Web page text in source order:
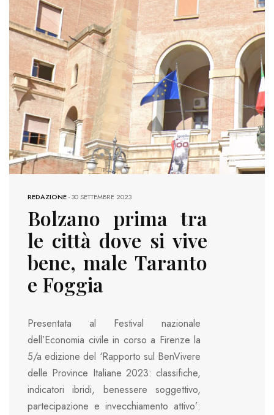
REDAZIONE-30 SETTEMBRE 2023
Bolzano prima tra
le città dove si vive
bene, male Taranto
e Foggia
Presentata al Festival nazionale
dell’Economia civile in corso a Firenze la
5/a edizione del ‘Rapporto sul BenVivere
delle Province Italiane 2023: classifiche,
indicatori ibridi, benessere soggettivo,
partecipazione e invecchiamento attivo’: